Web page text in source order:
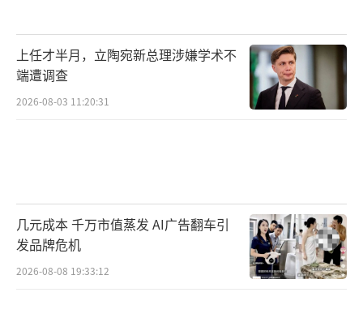
上任才半月，立陶宛新总理涉嫌学术不
端遭调查
2026-08-03 11:20:31
几元成本 千万市值蒸发 AI广告翻车引
发品牌危机
2026-08-08 19:33:12